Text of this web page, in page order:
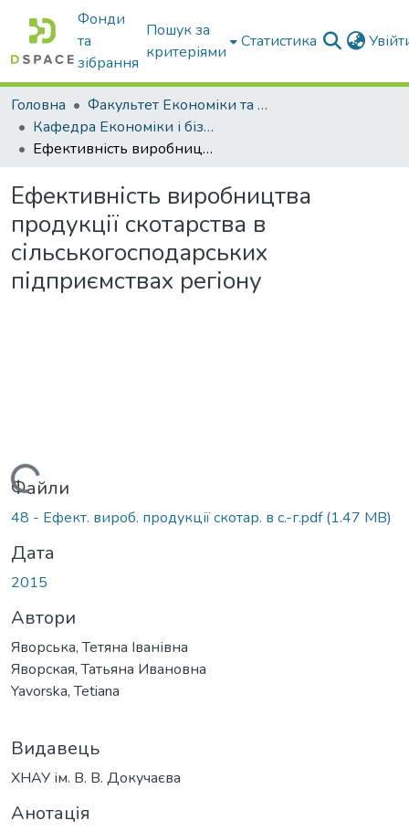
Фонди
та
зібрання
Пошук за
критеріями
Статистика
Головна
Факультет Економіки та бізнесу
Кафедра Економіки і бізнесу
Ефективність виробництва продукції скотарства в сільськогосподарських підприємствах регіону
Ефективність виробництва
продукції скотарства в
сільськогосподарських
підприємствах регіону
Файли
48 - Ефект. вироб. продукції скотар. в с.-г.pdf(1.47 MB)
Дата
2015
Автори
Яворська, Тетяна Іванівна
Яворская, Татьяна Ивановна
Yavorska, Tetiana
Видавець
ХНАУ ім. В. В. Докучаєва
Анотація